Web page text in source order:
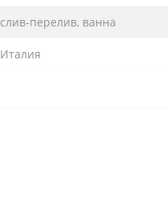
слив-перелив, ванна
Италия